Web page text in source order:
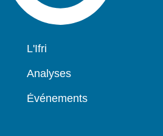
Navigation
L'Ifri
Analyses
Événements